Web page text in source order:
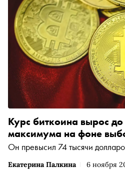
Екатерина Палкина 6 ноября
Курс биткоина вырос до
максимума на фоне
Он превысил 74 тысячи